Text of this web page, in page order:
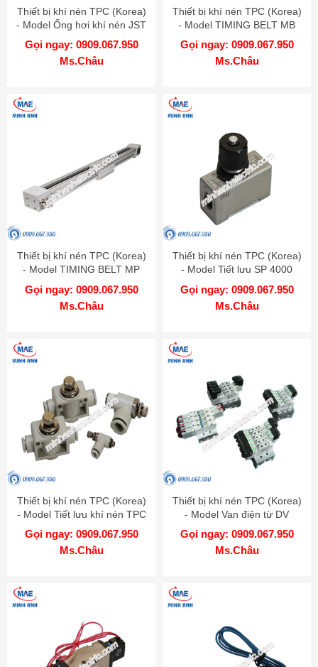
Thiết bị khí nén TPC (Korea)
- Model Ống hơi khí nén JST
0402
Gọi ngay: 0909.067.950
Ms.Châu
Thiết bị khí nén TPC (Korea)
- Model TIMING BELT MB
Gọi ngay: 0909.067.950
Ms.Châu
Thiết bị khí nén TPC (Korea)
- Model TIMING BELT MP
Gọi ngay: 0909.067.950
Ms.Châu
Thiết bị khí nén TPC (Korea)
- Model Tiết lưu SP 4000
Gọi ngay: 0909.067.950
Ms.Châu
Thiết bị khí nén TPC (Korea)
- Model Tiết lưu khí nén TPC
Gọi ngay: 0909.067.950
Ms.Châu
Thiết bị khí nén TPC (Korea)
- Model Van điện từ DV
Gọi ngay: 0909.067.950
Ms.Châu